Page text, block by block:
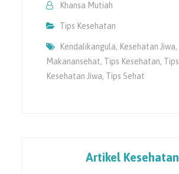
Khansa Mutiah
Tips Kesehatan
Kendalikangula, Kesehatan Jiwa,
Makanansehat, Tips Kesehatan, Tips
Kesehatan Jiwa, Tips Sehat
Artikel Kesehatan